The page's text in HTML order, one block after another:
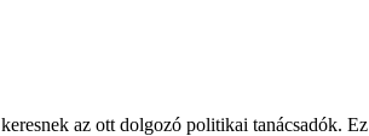
az ott dolgozó politikai tanácsadók.